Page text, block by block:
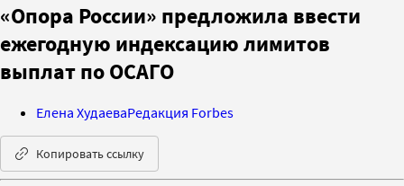
«Опора России» предложила ввести
ежегодную индексацию лимитов
выплат по ОСАГО
Елена ХудаеваРедакция Forbes
Копировать ссылку